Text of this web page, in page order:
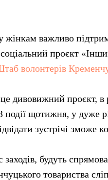
жінкам важливо
проєкт
волонтерів
дивовижний проєкт, в
події щотижня, у дуже
зустрічі зможе
заходів, будуть
товариства